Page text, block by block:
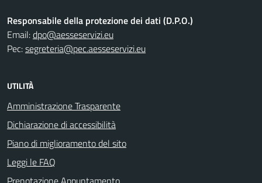
Responsabile della protezione dei dati (D.P.O.)
Email:dpo@aesseservizi.eu
Pec:segreteria@pec.aesseservizi.eu
UTILITÀ
Amministrazione Trasparente
Dichiarazione di accessibilità
Piano di miglioramento del sito
Leggi le FAQ